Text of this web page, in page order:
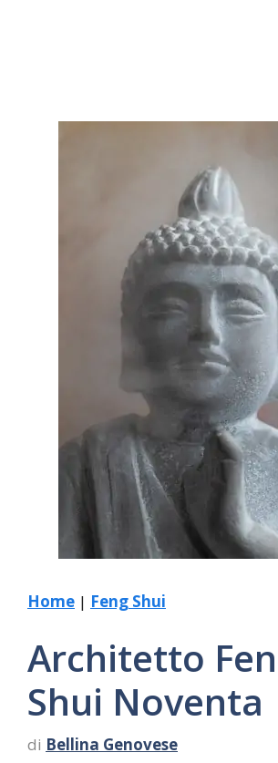
Home | Feng Shui
Architetto
Shui Noventa
di Bellina Genovese